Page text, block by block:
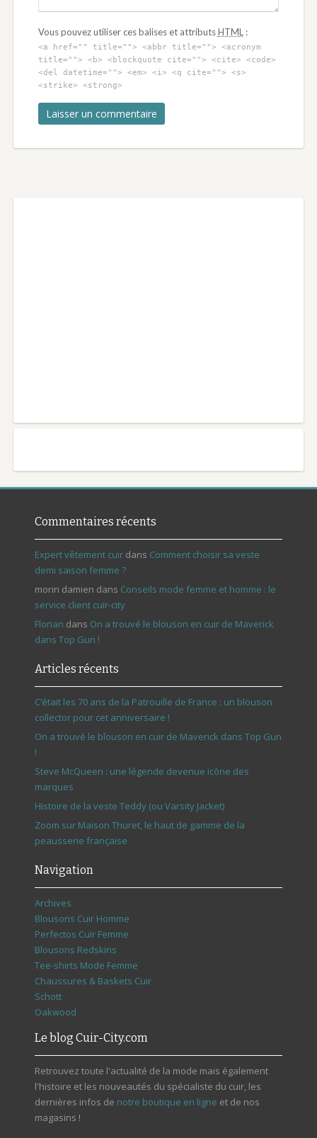
Vous pouvez utiliser ces balises et attributsHTML :
<a href="" title=""> <abbr title=""> <acronym
title=""> <b> <blockquote cite=""> <cite> <code>
<del datetime=""> <em> <i> <q cite=""> <s>
<strike> <strong>
Commentaires récents
Expert vêtement cuirdans Comment choisir sa veste
demi saison femme ?
morin damien dans Conseils mode femme et homme : le
service client cuir-city
Florian dans On a trouvé le blouson en cuir de Maverick
dans Top Gun !
Articles récents
C’était les 70 ans de la Patrouille de France : un blouson
collector pour cet anniversaire !
On a trouvé le blouson en cuir de Maverick dans Top Gun
!
Steve McQueen : une légende devenue icône des
marques
Histoire de la veste Teddy (ou Varsity Jacket)
Zoom sur Maison Thuret, le haut de gamme de la
peausserie française
Navigation
Archives
Blousons Cuir Homme
Perfectos Cuir Femme
Blousons Redskins
Tee-shirts Mode Femme
Chaussures & Baskets Cuir
Schott
Oakwood
Le blog Cuir-City.com
Retrouvez toute l'actualité de la mode mais également
l'histoire et les nouveautés du spécialiste du cuir, les
dernières infos de notre boutique en ligne et de nos
magasins !